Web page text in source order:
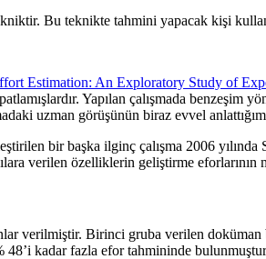
Bu teknikte tahmini yapacak kişi
Estimation: An Exploratory Study of
Yapılan çalışmada benzeşim
uzman görüşünün biraz evvel
bir başka ilginç çalışma 2006
verilen özelliklerin geliştirme
verilmiştir. Birinci gruba verilen
48’i kadar fazla efor tahmininde